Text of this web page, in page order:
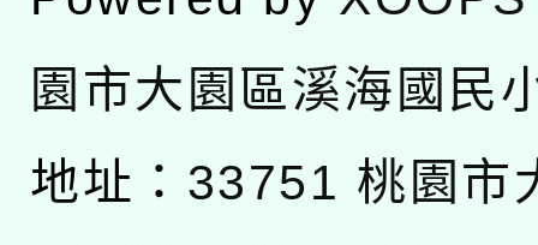
園市大園區溪海國民
地址： 33751 桃園市